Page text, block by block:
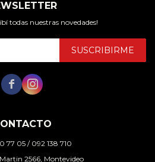
77 05 / 092 138 710
2566, Montevideo
todas nuestras novedades!
SUSCRIBIRME
 